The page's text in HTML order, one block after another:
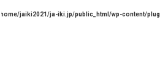
/home/jaiki2021/ja-iki.jp/public_html/wp-content/